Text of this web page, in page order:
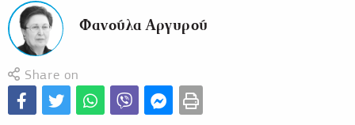
Φανούλα Αργυρού
Share on